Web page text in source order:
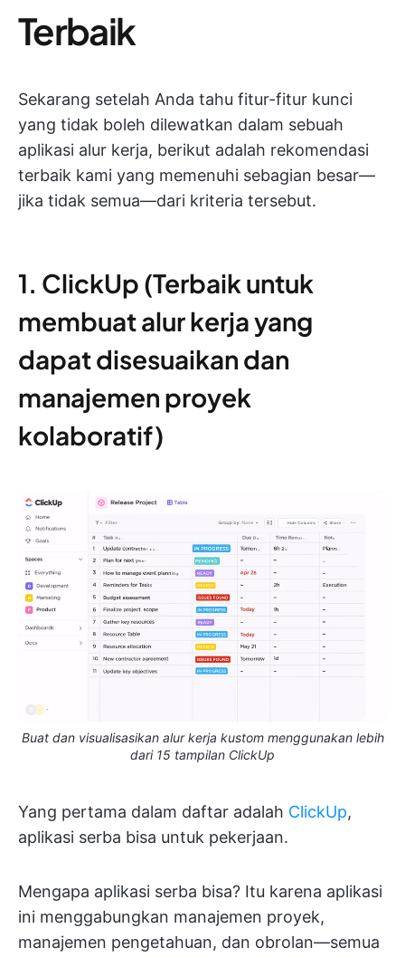
Terbaik
Sekarang setelah Anda tahu fitur-fitur kunci
yang tidak boleh dilewatkan dalam sebuah
aplikasi alur kerja, berikut adalah rekomendasi
terbaik kami yang memenuhi sebagian besar—
jika tidak semua—dari kriteria tersebut.
1. ClickUp (Terbaik untuk
membuat alur kerja yang
dapat disesuaikan dan
manajemen proyek
kolaboratif)
Buat dan visualisasikan alur kerja kustom menggunakan lebih
dari 15 tampilan ClickUp
Yang pertama dalam daftar adalah ClickUp,
aplikasi serba bisa untuk pekerjaan.
Mengapa aplikasi serba bisa? Itu karena aplikasi
ini menggabungkan manajemen proyek,
manajemen pengetahuan, dan obrolan—semua